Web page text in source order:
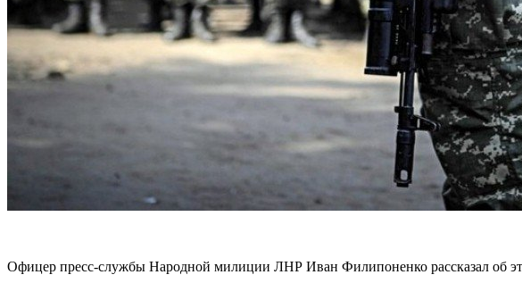
Офицер пресс-службы Народной милиции ЛНР Иван Филипоненко рассказал об